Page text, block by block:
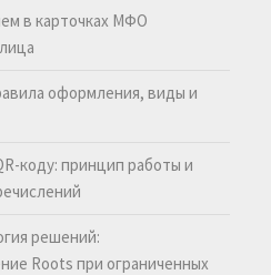
в карточках МФО
оформления, виды и
коду: принцип работы и
решений:
Roots при ограниченных